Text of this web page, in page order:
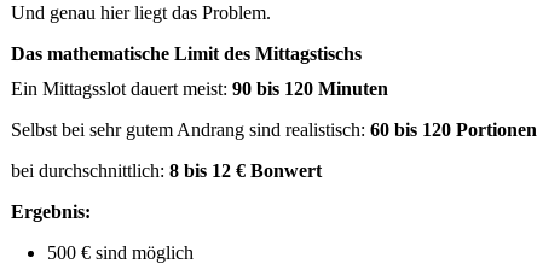
Und genau hier liegt das Problem.
Das mathematische Limit des Mittagstischs
Ein Mittagsslot dauert meist: 90 bis 120 Minuten
Selbst bei sehr gutem Andrang sind realistisch: 60 bis 120 Portionen
bei durchschnittlich: 8 bis 12 € Bonwert
Ergebnis:
500 € sind möglich